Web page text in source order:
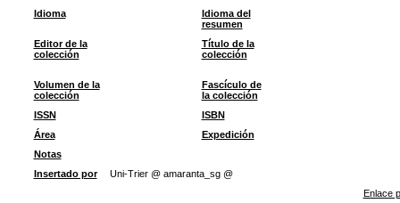
Idioma
Idioma del
resumen
Editor de la
colección
Título de la
colección
Volumen de la
colección
Fascículo de
la colección
ISSN
ISBN
Área
Expedición
Notas
Insertado por
Uni-Trier @ amaranta_sg @
Enlace